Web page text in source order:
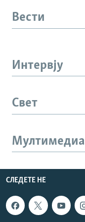
Вести
Интервју
Свет
Мултимедиа
СЛЕДЕТЕ НЕ